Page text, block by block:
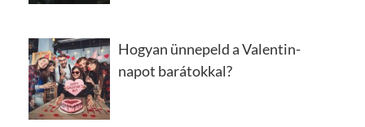
Hogyan ünnepeld a Valentin-
napot barátokkal?